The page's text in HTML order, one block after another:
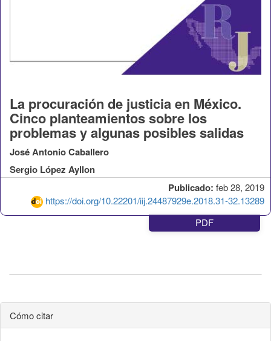
Publicado: feb 28, 2019
https://doi.org/10.22201/iij.24487929e.2018.31-32.13289
La procuración de justicia en México.
Cinco planteamientos sobre los
problemas y algunas posibles salidas
José Antonio Caballero
Sergio López Ayllon
PDF
Cómo citar